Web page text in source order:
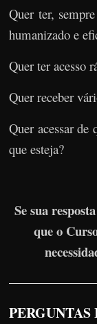
Quer ter,
humanizado e
Quer ter acesso
Quer receber
Quer acessar
que esteja?
Se sua
que o
PERGUNTAS